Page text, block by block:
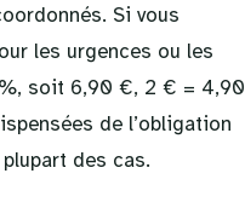
Si vous
les urgences ou les
soit 6,90 €, 2 € = 4,90
de l’obligation
des cas.